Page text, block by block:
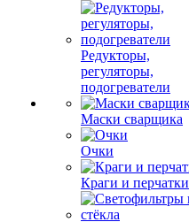
Редукторы,
регуляторы,
подогреватели
Маски сварщика
Очки
Краги и перчатки